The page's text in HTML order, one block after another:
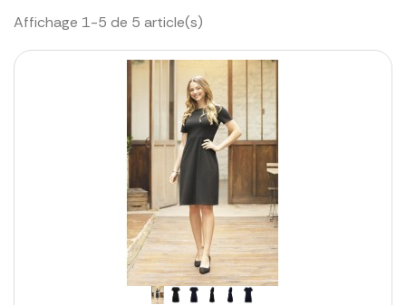
Affichage 1-5 de 5 article(s)